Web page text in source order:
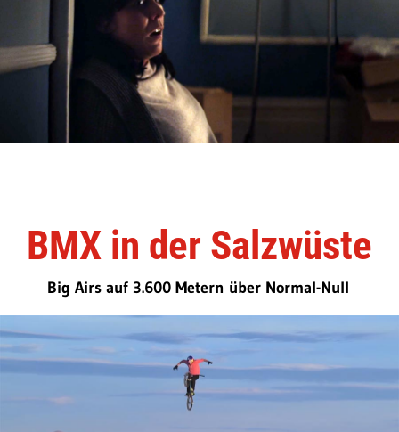
BMX in der Salzwüste
Big Airs auf 3.600 Metern über Normal-Null